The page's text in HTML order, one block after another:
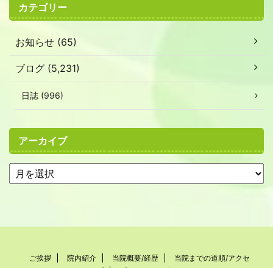
カテゴリー
お知らせ (65)
ブログ (5,231)
日誌 (996)
アーカイブ
ご挨拶 院内紹介 当院概要/経歴
当院までの道順/アクセ